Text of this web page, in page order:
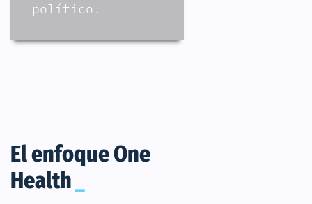
político.
El enfoque One
Health